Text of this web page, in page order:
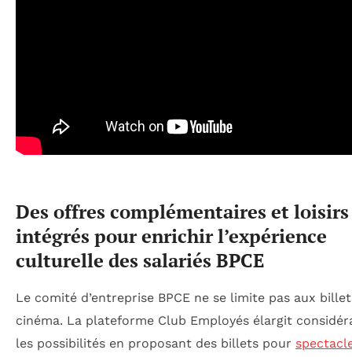
Des offres complémentaires et loisirs
intégrés pour enrichir l’expérience
culturelle des salariés BPCE
Le comité d’entreprise BPCE ne se limite pas aux
cinéma. La plateforme Club Employés élargit
les possibilités en proposant des billets pour